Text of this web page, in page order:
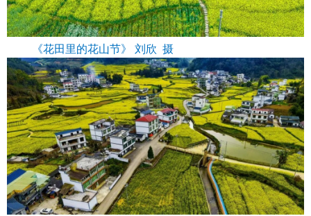
《花田里的花山节》 刘欣 摄